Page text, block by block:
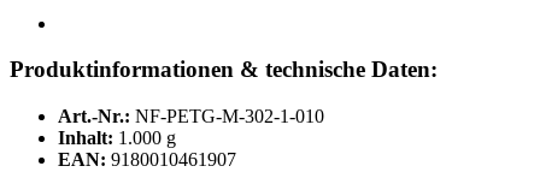
Produktinformationen & technische Daten:
Art.-Nr.: NF-PETG-M-302-1-010
Inhalt: 1.000 g
EAN: 9180010461907